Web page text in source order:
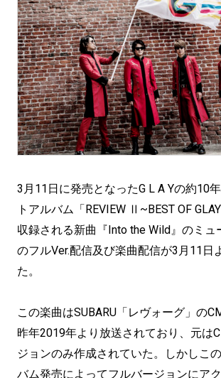
3月11日に発売となったG L A Yの約10
トアルバム「REVIEW Ⅱ~BEST OF
収録される新曲『Into the Wild』のミュ
のフルVer.配信及び楽曲配信が3月11日
た。
この楽曲はSUBARU「レヴォーグ」の
昨年2019年より放送されており、元は
ジョンのみ作成されていた。しかしこ
バム発売によってフルバージョンにア